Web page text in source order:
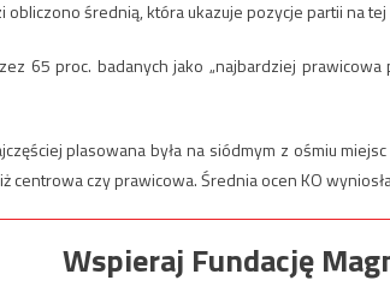
średnią, która ukazuje pozycje partii na tej
65 proc. badanych jako „najbardziej
plasowana była na siódmym z ośmiu
centrowa czy prawicowa. Średnia ocen KO
Wspieraj Fundację